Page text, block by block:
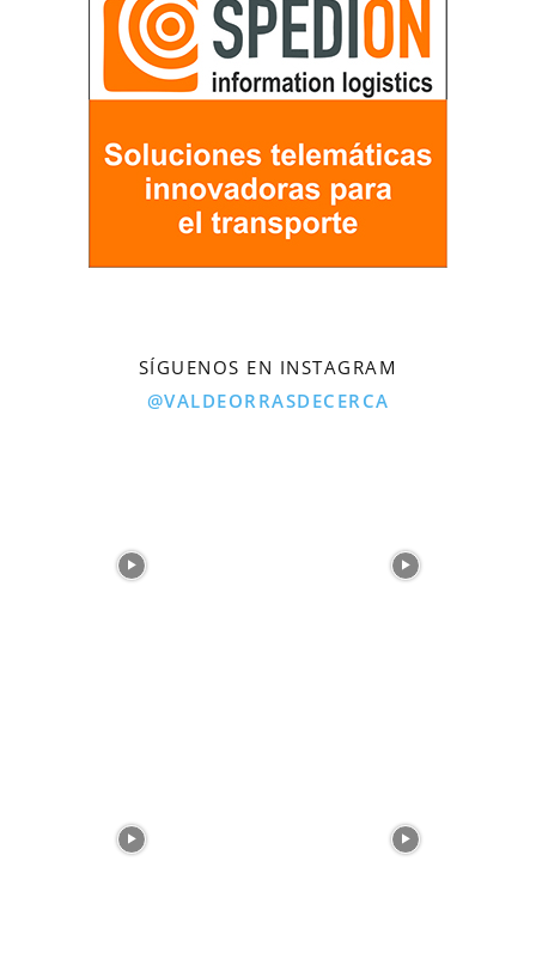
SÍGUENOS EN INSTAGRAM
@VALDEORRASDECERCA